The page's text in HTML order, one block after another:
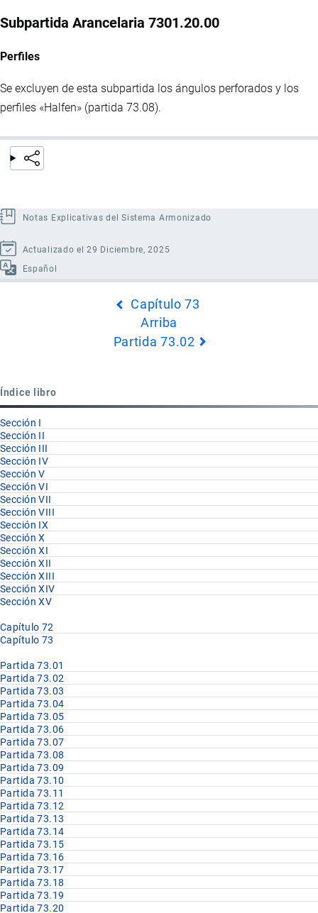
Subpartida Arancelaria 7301.20.00
Perfiles
Se excluyen de esta subpartida los ángulos perforados y los
perfiles «Halfen» (partida 73.08).
Notas Explicativas del Sistema Armonizado
Actualizado el 29 Diciembre, 2025
Español
73.01
Capítulo 73
Arriba
Partida 73.02
Índice libro
Sección I
Sección II
Sección III
Sección IV
Sección V
Sección VI
Sección VII
Sección VIII
Sección IX
Sección X
Sección XI
Sección XII
Sección XIII
Sección XIV
Sección XV
Capítulo 72
Capítulo 73
Partida 73.01
Partida 73.02
Partida 73.03
Partida 73.04
Partida 73.05
Partida 73.06
Partida 73.07
Partida 73.08
Partida 73.09
Partida 73.10
Partida 73.11
Partida 73.12
Partida 73.13
Partida 73.14
Partida 73.15
Partida 73.16
Partida 73.17
Partida 73.18
Partida 73.19
Partida 73.20